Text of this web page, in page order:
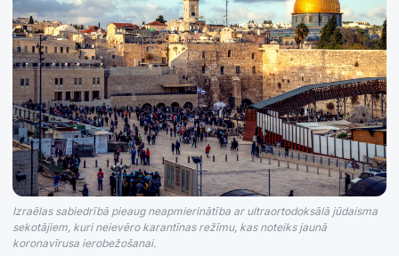
Izraēlas sabiedrībā pieaug neapmierinātība ar ultraortodoksālā jūdaisma
sekotājiem, kuri neievēro karantīnas režīmu, kas noteiks jaunā
koronavīrusa ierobežošanai.